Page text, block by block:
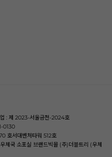
: 제 2023-서울금천-2024호
0130
호서대벤처타워 512호
체국 소포실 브랜드빅몰 (주)더블트리 (우체